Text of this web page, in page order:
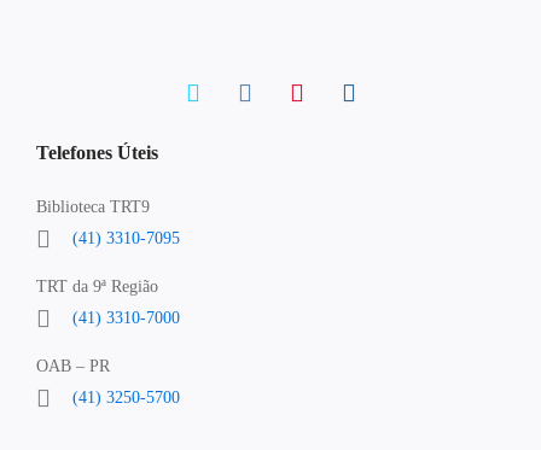
Telefones Úteis
Biblioteca TRT9
(41) 3310-7095
TRT da 9ª Região
(41) 3310-7000
OAB – PR
(41) 3250-5700